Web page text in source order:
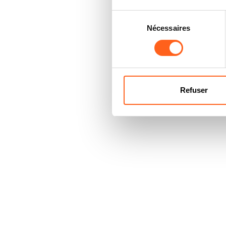
consentement
Nécessaires
Refuser